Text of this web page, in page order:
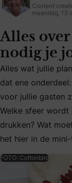
Content
maandag, 13
Alles
nodig je
Alles wat jullie
Alles wat jullie
dat ene
voor jullie gasten
Welke sfeer wordt
drukken? Wat
het hier in de
FOTO: Cottonbird